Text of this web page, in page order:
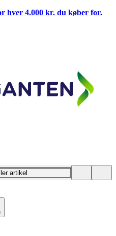
hver 4.000 kr. du køber for.